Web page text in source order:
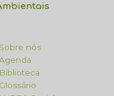
Sobre nós
Biblioteca
Glossário